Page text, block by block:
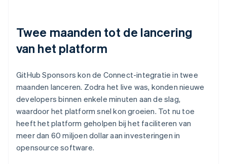
Twee maanden tot de lancering
van het platform
GitHub Sponsors kon de Connect-integratie in twee
maanden lanceren. Zodra het live was, konden nieuwe
developers binnen enkele minuten aan de slag,
waardoor het platform snel kon groeien. Tot nu toe
heeft het platform geholpen bij het faciliteren van
meer dan 60 miljoen dollar aan investeringen in
opensource software.